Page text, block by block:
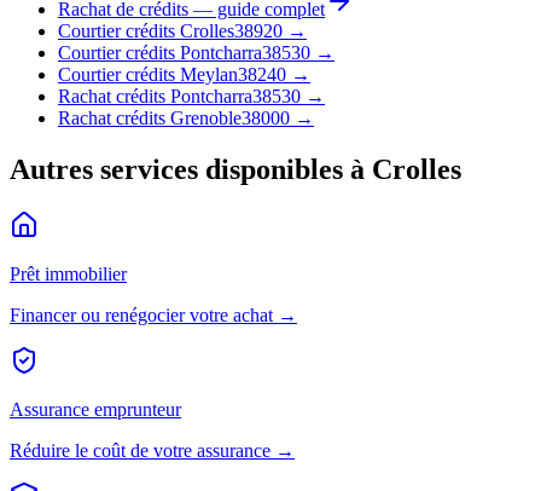
Rachat de crédits — guide complet
Courtier crédits Crolles38920 →
Courtier crédits Pontcharra38530 →
Courtier crédits Meylan38240 →
Rachat crédits Pontcharra38530 →
Rachat crédits Grenoble38000 →
Autres services disponibles à Crolles
Prêt immobilier
Financer ou renégocier votre achat →
Assurance emprunteur
Réduire le coût de votre assurance →